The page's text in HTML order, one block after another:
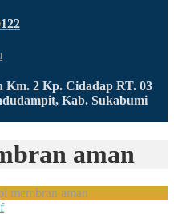
2 Kp. Cidadap RT. 03
Kab. Sukabumi
aman
membran aman